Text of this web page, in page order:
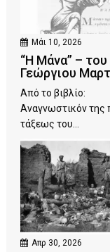
Μάι 10, 2026
“Η Μάνα” – του
Γεώργιου
Από το βιβλίο:
Αναγνωστικόν της
τάξεως του...
Απρ 30, 2026